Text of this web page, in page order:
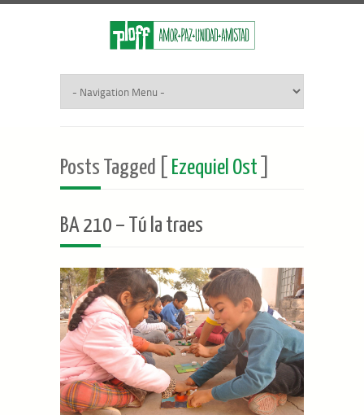
Posts Tagged [ Ezequiel Ost
BA 210 – Tú la traes